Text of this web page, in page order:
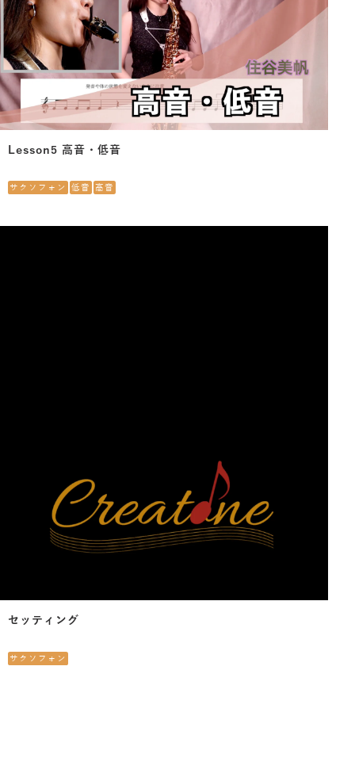
Lesson5 高音・低音
サクソフォン 低音 高音
セッティング
サクソフォン